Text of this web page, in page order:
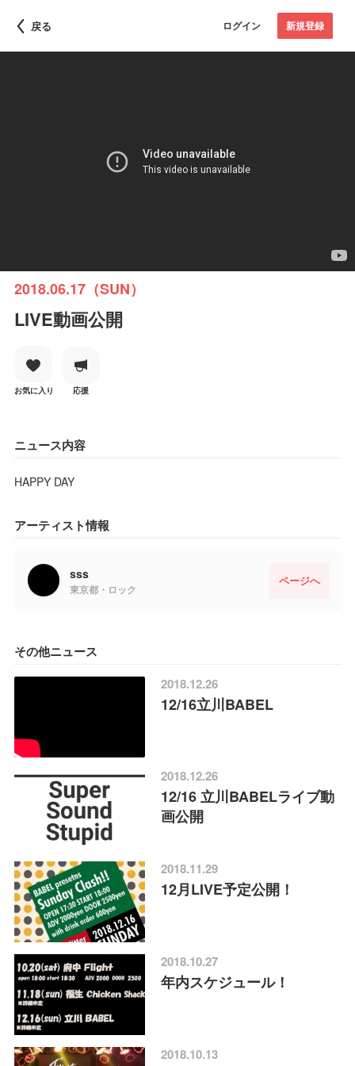
戻る ログイン 新規登録
2018.06.17（SUN）
LIVE動画公開
お気に入り 応援
ニュース内容
HAPPY DAY
アーティスト情報
sss
東京都・ロック
ページへ
その他ニュース
2018.12.26
12/16立川BABEL
2018.12.26
12/16 立川BABELライブ動
画公開
2018.11.29
12月LIVE予定公開！
2018.10.27
年内スケジュール！
2018.10.13